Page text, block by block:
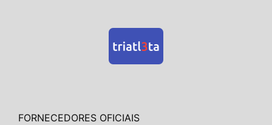
FORNECEDORES OFICIAIS